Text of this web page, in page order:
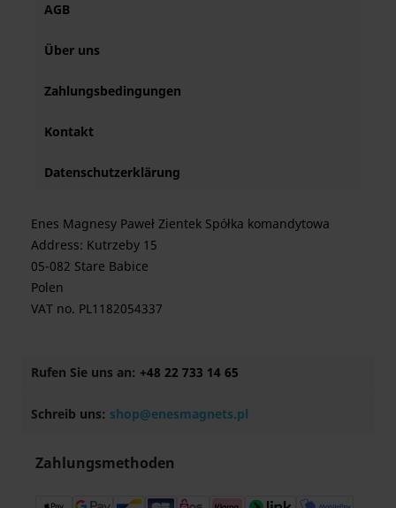
AGB
Über uns
Zahlungsbedingungen
Kontakt
Datenschutzerklärung
Enes Magnesy Paweł Zientek Spółka komandytowa
Address: Kutrzeby 15
05-082 Stare Babice
Polen
VAT no. PL1182054337
Rufen Sie uns an: +48 22 733 14 65
Schreib uns: shop@enesmagnets.pl
Zahlungsmethoden